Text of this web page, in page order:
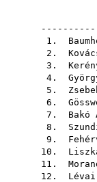
1.
2.
3.
4.
5.
6.
7. Bakó
8.
9.
10.
11.
12.